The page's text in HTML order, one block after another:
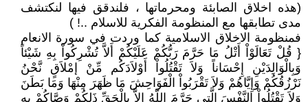
(هذه اخلاق الصابئة ومحرماتها ، فلندقق فيها لنكتشف
مدى تطابقها مع المنظومة الفكرية للاسلام ..! )
فمنظومة الاخلاق الاسلامية كما وردت في سورة الانعام
{ قُلْ تَعَالَوْاْ أَتْلُ مَا حَرَّمَ رَبُّكُمْ عَلَيْكُمْ أَلاَّ تُشْرِكُواْ بِهِ شَيْئاً
وَبِالْوَالِدَيْنِ إِحْسَاناً وَلاَ تَقْتُلُواْ أَوْلاَدَكُم مِّنْ إمْلاَقٍ نَّحْنُ
نَرْزُقُكُمْ وَإِيَّاهُمْ وَلاَ تَقْرَبُواْ الْفَوَاحِشَ مَا ظَهَرَ مِنْهَا وَمَا بَطَنَ
وَلاَ تَقْتُلُواْ النَّفْسَ الَّتِي حَرَّمَ اللّهُ إِلاَّ بِالْحَقِّ ذَلِكُمْ وَصَّاكُمْ بِهِ